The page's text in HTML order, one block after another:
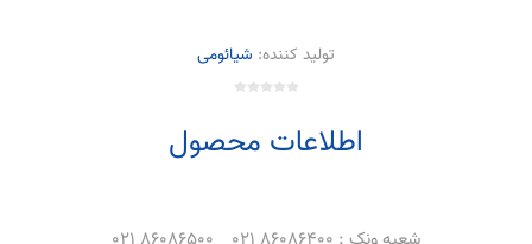
تولید کننده: شیائومی
اطلاعات محصول